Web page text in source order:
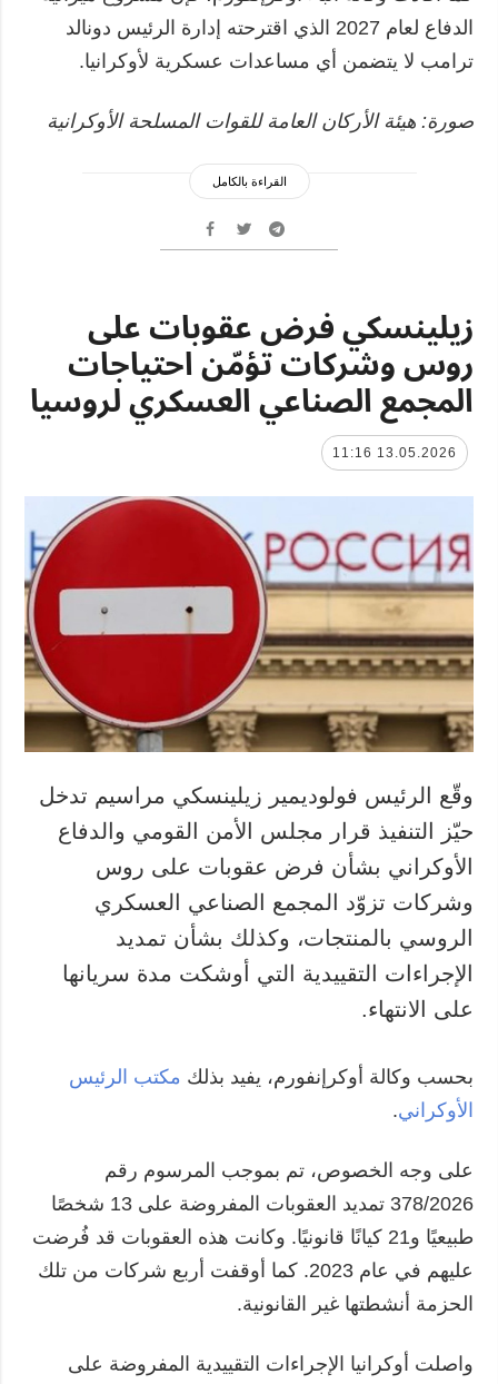
الدفاع لعام 2027 الذي اقترحته إدارة الرئيس دونالد
ترامب لا يتضمن أي مساعدات عسكرية لأوكرانيا.
صورة: هيئة الأركان العامة للقوات المسلحة الأوكرانية
القراءة بالكامل
زيلينسكي فرض عقوبات على
روس وشركات تؤمّن احتياجات
المجمع الصناعي العسكري لروسيا
13.05.2026 11:16
وقّع الرئيس فولوديمير زيلينسكي مراسيم تدخل
حيّز التنفيذ قرار مجلس الأمن القومي والدفاع
الأوكراني بشأن فرض عقوبات على روس
وشركات تزوّد المجمع الصناعي العسكري
الروسي بالمنتجات، وكذلك بشأن تمديد
الإجراءات التقييدية التي أوشكت مدة سريانها
على الانتهاء.
بحسب وكالة أوكرإنفورم، يفيد بذلك مكتب الرئيس
الأوكراني.
على وجه الخصوص، تم بموجب المرسوم رقم
378/2026 تمديد العقوبات المفروضة على 13 شخصًا
طبيعيًا و21 كيانًا قانونيًا. وكانت هذه العقوبات قد فُرضت
عليهم في عام 2023. كما أوقفت أربع شركات من تلك
الحزمة أنشطتها غير القانونية.
واصلت أوكرانيا الإجراءات التقييدية المفروضة على